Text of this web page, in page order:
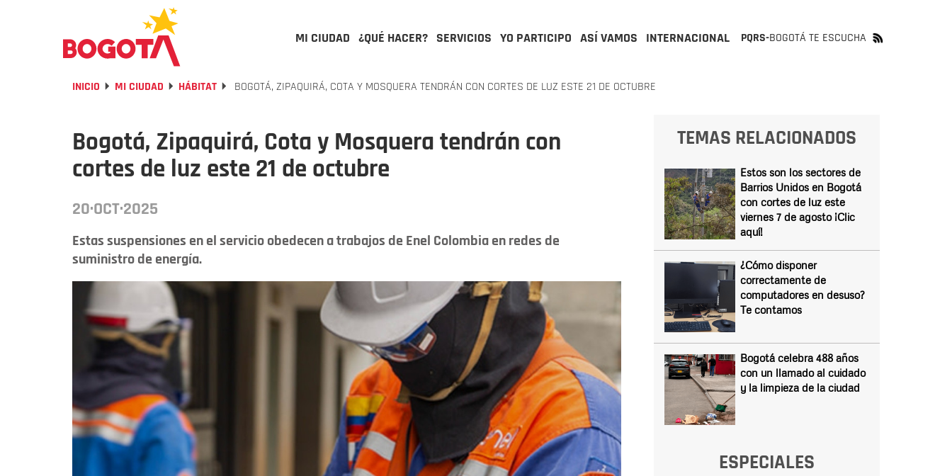
MI CIUDAD ¿QUÉ HACER? SERVICIOS YO PARTICIPO ASÍ VAMOS INTERNACIONAL PQRS-BOGOTÁ TE ESCUCHA
INICIO MI CIUDAD HÁBITAT BOGOTÁ, ZIPAQUIRÁ, COTA Y MOSQUERA TENDRÁN CON CORTES DE LUZ ESTE 21 DE OCTUBRE
Bogotá, Zipaquirá, Cota y Mosquera tendrán con
cortes de luz este 21 de octubre
20·OCT·2025
Estas suspensiones en el servicio obedecen a trabajos de Enel Colombia en redes de
suministro de energía.
TEMAS RELACIONADOS
Estos son los sectores de
Barrios Unidos en Bogotá
con cortes de luz este
viernes 7 de agosto ¡Clic
aquí!
¿Cómo disponer
correctamente de
computadores en desuso?
Te contamos
Bogotá celebra 488 años
con un llamado al cuidado
y la limpieza de la ciudad
ESPECIALES